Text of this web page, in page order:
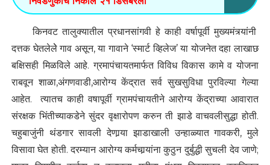
किनवट तालुक्यातील प्रधानसांगवी हे काही वर्षापूर्वी मुख्यमंत्र्यांनी
दत्तक घेतलेलेे गाव असून, या गावाने ‘स्मार्ट व्हिलेज’ या योजनेत दहा लाखाछ
बक्षिसही मिळविले आहे. ग्रमापंचायतमार्फत विविध विकास कामे व योजना
राबवून शाळा,अंगणवाडी,आरोग्य केंद्रात सर्व सुखसुविधा पुरविल्या गेल्या
आहेत. त्यातच काही वषापूर्वी ग्रामपंचायतीने आरोग्य केंद्राच्या आवारात
संरक्षक भिंतीच्याकडेने सुंदर वृक्षारोपण करुन ती झाडे वाचवलीसुद्धा होती.
चहुबाजुंनी थंडगार सावली देणार्‍या झाडाखाली उन्हाळ्यात गावकरी, मुले
विसावा घेत होती. दरम्यान आरोग्य कर्मचार्‍यांना कुठुन दुर्बुद्धी सुचली देव जाणे;